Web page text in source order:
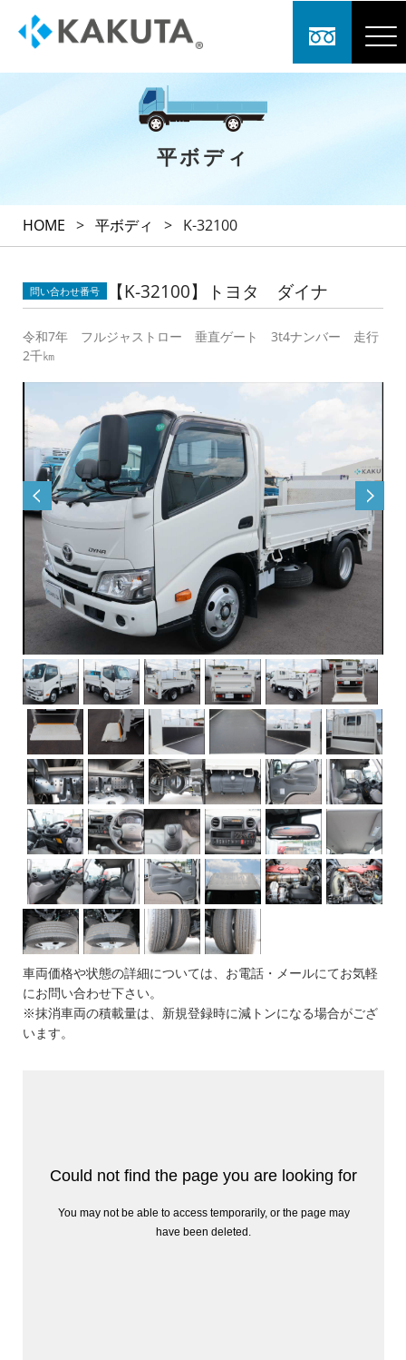
平ボディ
HOME > 平ボディ > K-32100
問い合わせ番号 【K-32100】トヨタ ダイナ
令和7年 フルジャストロー 垂直ゲート 3t4ナンバー 走行
2千㎞
車両価格や状態の詳細については、お電話・メールにてお気軽
にお問い合わせ下さい。
※抹消車両の積載量は、新規登録時に減トンになる場合がござ
います。